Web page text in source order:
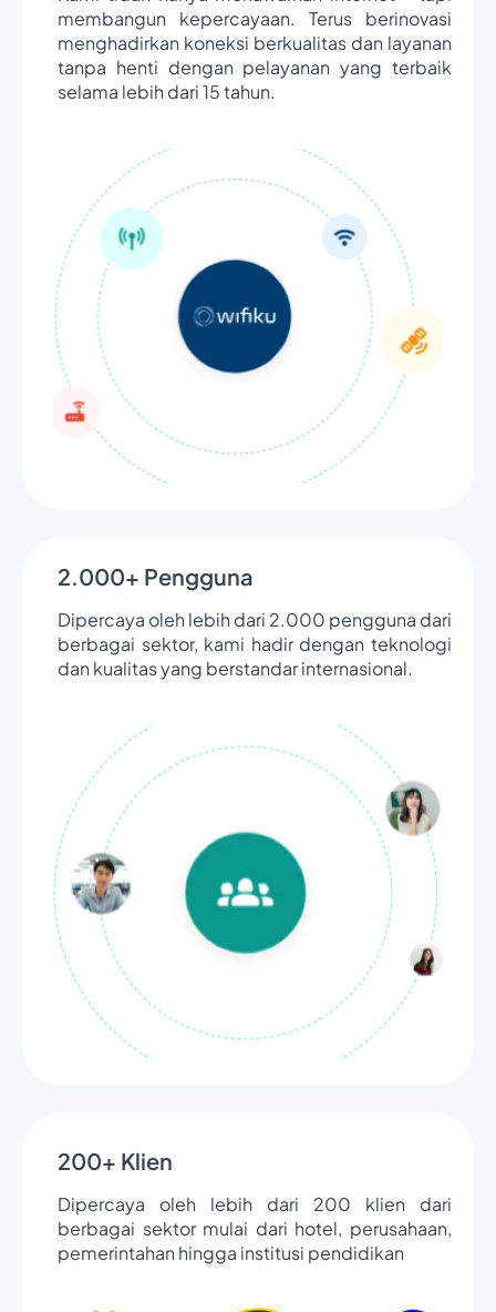
membangun kepercayaan. Terus berinovasi
menghadirkan koneksi berkualitas dan layanan
tanpa henti dengan pelayanan yang terbaik
selama lebih dari 15 tahun.
2.000+ Pengguna
Dipercaya oleh lebih dari 2.000 pengguna dari
berbagai sektor, kami hadir dengan teknologi
dan kualitas yang berstandar internasional.
200+ Klien
Dipercaya oleh lebih dari 200 klien dari
berbagai sektor mulai dari hotel, perusahaan,
pemerintahan hingga institusi pendidikan